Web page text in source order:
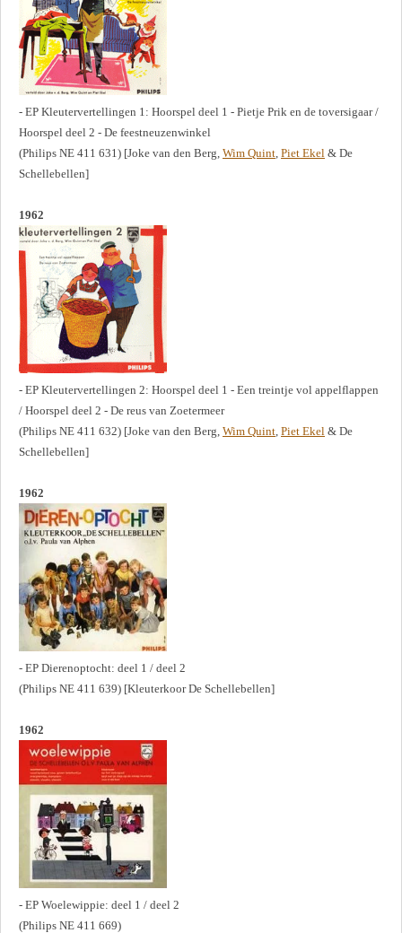
- EP Kleutervertellingen 1: Hoorspel deel 1 - Pietje Prik en de toversigaar /
Hoorspel deel 2 - De feestneuzenwinkel
(Philips NE 411 631) [Joke van den Berg, Wim Quint, Piet Ekel & De
Schellebellen]
1962
- EP Kleutervertellingen 2: Hoorspel deel 1 - Een treintje vol appelflappen
/ Hoorspel deel 2 - De reus van Zoetermeer
(Philips NE 411 632) [Joke van den Berg, Wim Quint, Piet Ekel & De
Schellebellen]
1962
- EP Dierenoptocht: deel 1 / deel 2
(Philips NE 411 639) [Kleuterkoor De Schellebellen]
1962
- EP Woelewippie: deel 1 / deel 2
(Philips NE 411 669)